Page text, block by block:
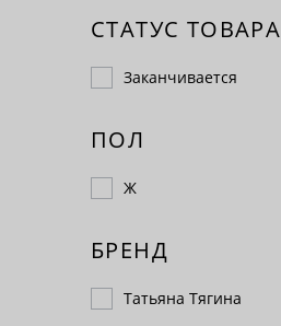
СТАТУС ТОВАРА
Заканчивается
ПОЛ
Ж
БРЕНД
Татьяна Тягина